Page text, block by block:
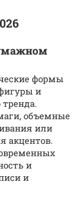
формы
и
тренда.
объемные
или
акцентов.
и
и